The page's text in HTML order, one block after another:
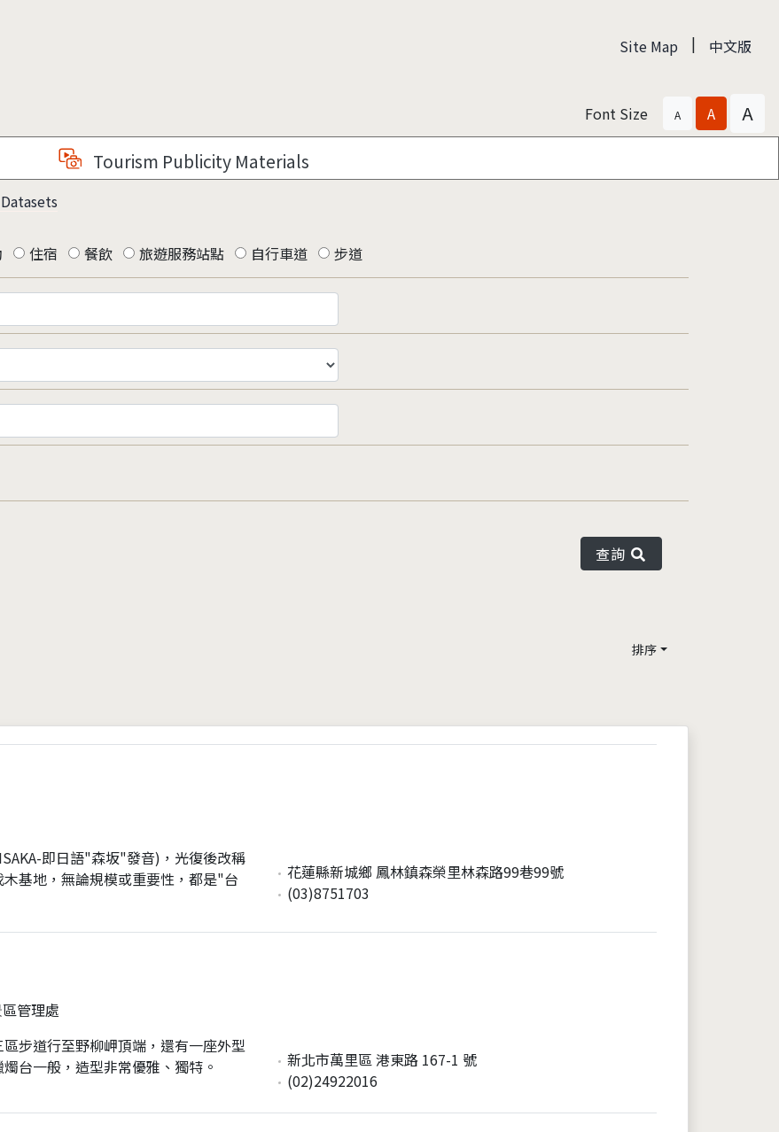
Site Map | 中文版
Font Size A A A
Tourism Publicity Materials
住宿 餐飲 旅遊服務站點 自行車道 步道
查詢
排序
即日語"森坂"發音)，光復後改稱
基地，無論規模或重要性，都是"台
花蓮縣新城鄉 鳳林鎮森榮里林森路99巷99號
(03)8751703
管理處
步道行至野柳岬頂端，還有一座外型
台一般，造型非常優雅、獨特。
新北市萬里區 港東路 167-1 號
(02)24922016